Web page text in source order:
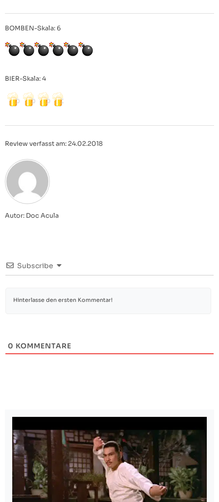
BOMBEN-Skala: 6
BIER-Skala: 4
Review verfasst am: 24.02.2018
Autor: Doc Acula
Subscribe
0 KOMMENTARE